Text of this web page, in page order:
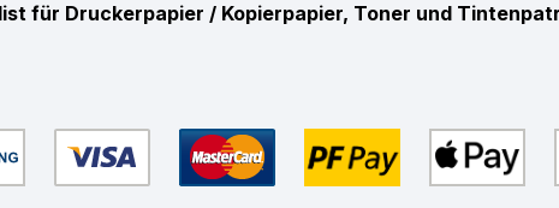
für Druckerpapier / Kopierpapier, Toner und